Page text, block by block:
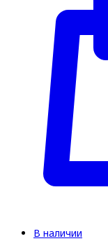
В наличии